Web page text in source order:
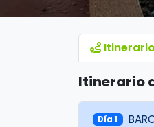
Itinerario
Itinerario
Día 1